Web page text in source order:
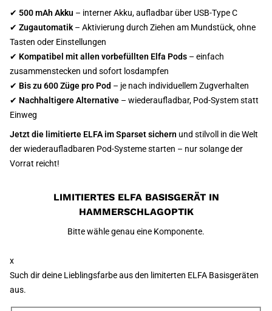
✔ 500 mAh Akku – interner Akku, aufladbar über USB-Type C
✔ Zugautomatik – Aktivierung durch Ziehen am Mundstück, ohne
Tasten oder Einstellungen
✔ Kompatibel mit allen vorbefüllten Elfa Pods – einfach
zusammenstecken und sofort losdampfen
✔ Bis zu 600 Züge pro Pod – je nach individuellem Zugverhalten
✔ Nachhaltigere Alternative – wiederaufladbar, Pod-System statt
Einweg
Jetzt die limitierte ELFA im Sparset sichern und stilvoll in die Welt
der wiederaufladbaren Pod-Systeme starten – nur solange der
Vorrat reicht!
LIMITIERTES ELFA BASISGERÄT IN
HAMMERSCHLAGOPTIK
Bitte wähle genau eine Komponente.
x
Such dir deine Lieblingsfarbe aus den limiterten ELFA Basisgeräten
aus.